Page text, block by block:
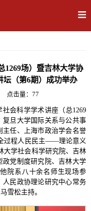
1269场）暨吉林大学协
坛（第6期）成功举办
点击量： 77
社会科学学术讲座 （ 总1269
复旦大学国际关系与公共事
任、上海市政治学会名誉
过程人民民主——理论意义
大学社会科学研究院、吉林
党制度研究院、吉林大学
院系八十余名师生现场参
民政协理论研究中心常务
雪松主持。